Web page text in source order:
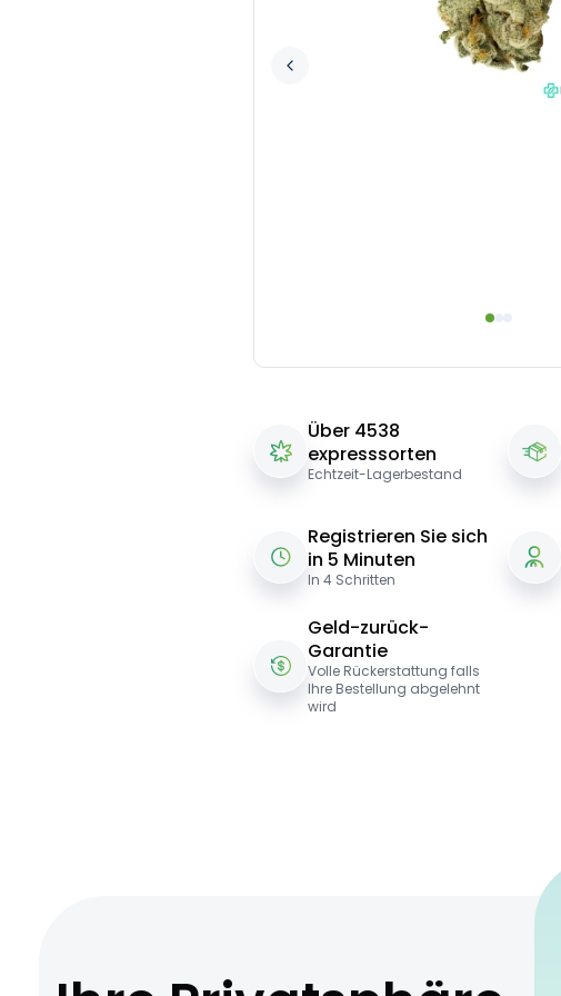
Über 4538
expresssorten
Echtzeit-Lagerbestand
Registrieren Sie sich
in 5 Minuten
In 4 Schritten
Geld-zurück-
Garantie
Volle Rückerstattung falls
Ihre Bestellung abgelehnt
wird